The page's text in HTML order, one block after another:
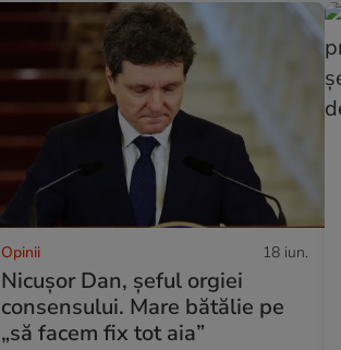
Opinii 18 iun.
Nicușor Dan, șeful orgiei
consensului. Mare bătălie pe
„să facem fix tot aia”